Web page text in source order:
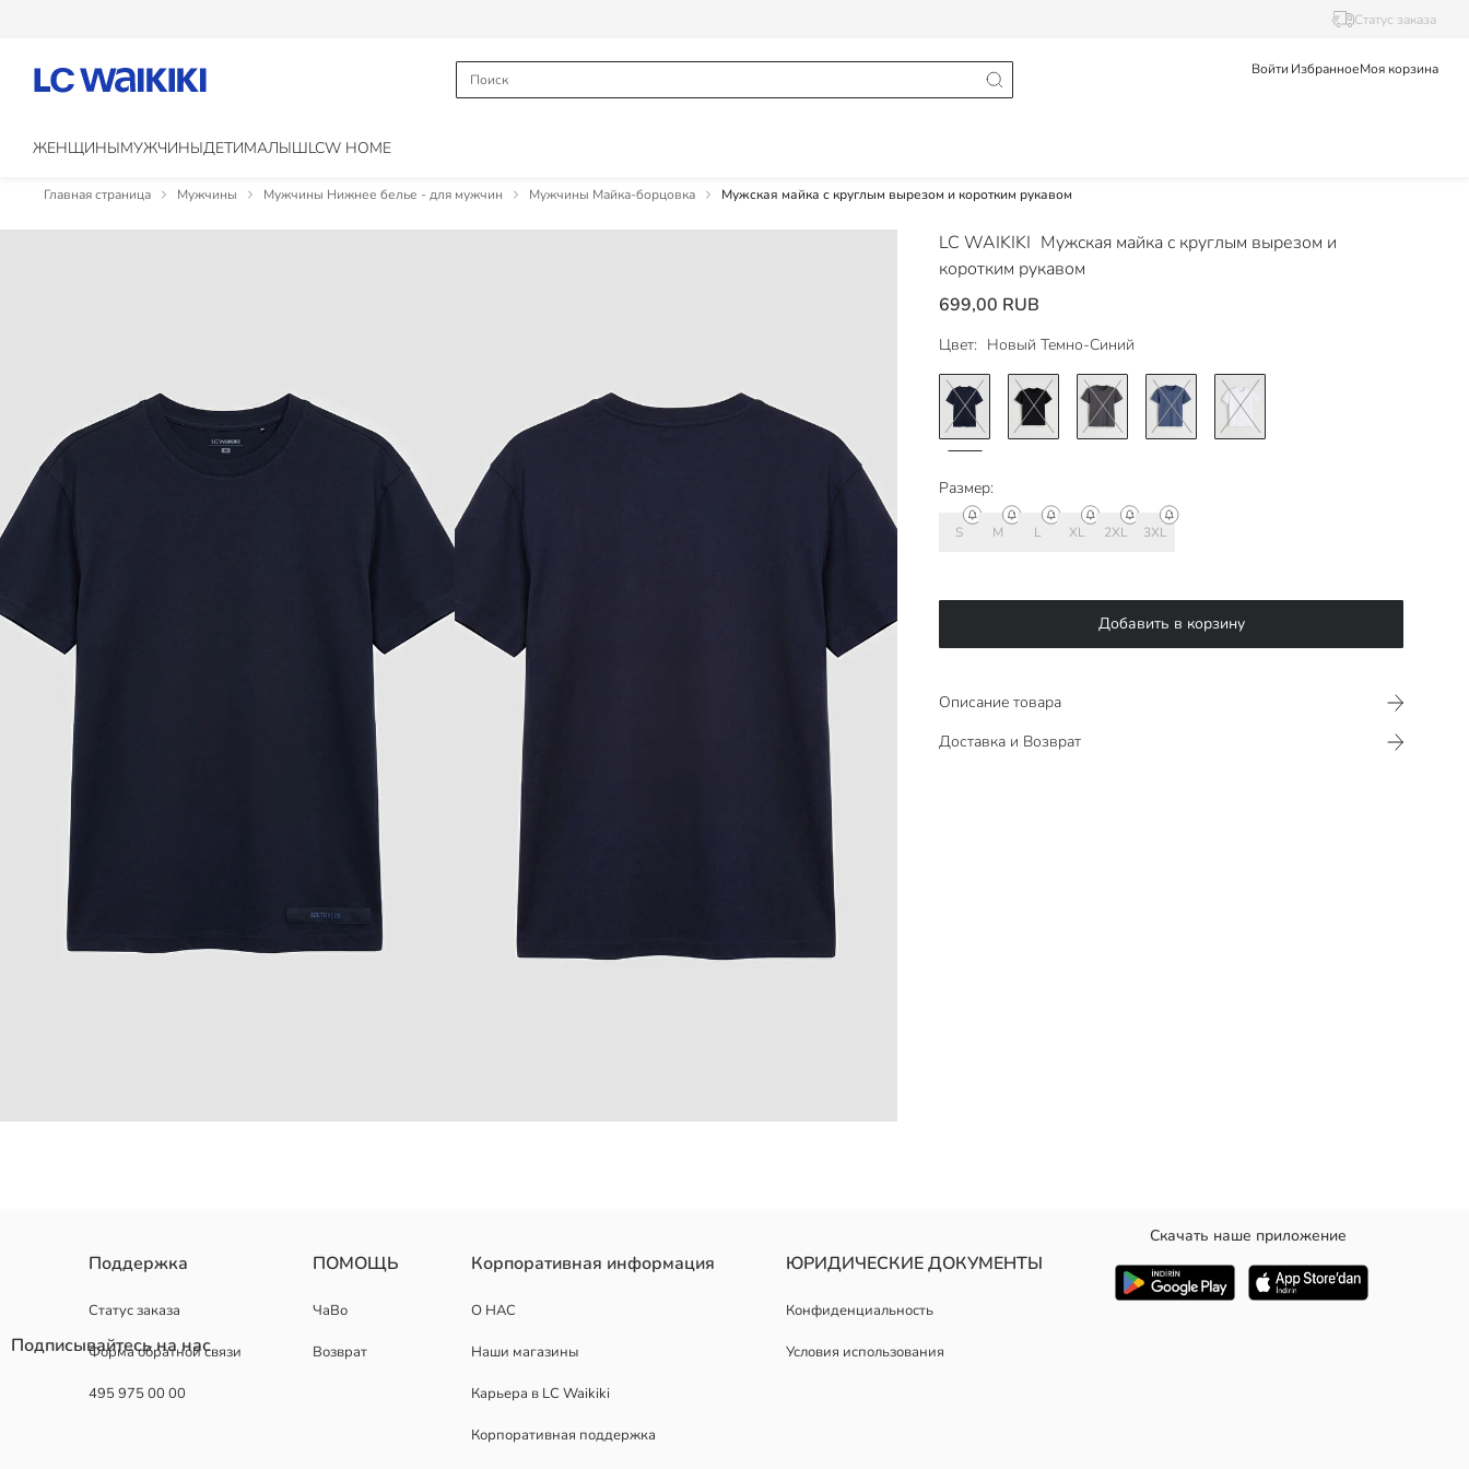
Статус заказа
Войти ИзбранноеМоя корзина
ЖЕНЩИНЫМУЖЧИНЫДЕТИМАЛЫШLCW HOME
Главная страница Мужчины Мужчины Нижнее белье - для мужчин Мужчины Майка-борцовка Мужская майка с круглым вырезом и коротким рукавом
LC WAIKIKI Мужская майка с круглым вырезом и
коротким рукавом
699,00 RUB
Цвет: Новый Темно-Синий
Размер:
S M L XL 2XL 3XL
Добавить в корзину
Описание товара
Доставка и Возврат
Бренд:
Поддержка
Статус заказа
Форма обратной связи
495 975 00 00
ПОМОЩЬ
ЧаВо
Возврат
Корпоративная информация
О НАС
Наши магазины
Карьера в LC Waikiki
Корпоративная поддержка
ЮРИДИЧЕСКИЕ ДОКУМЕНТЫ
Конфиденциальность
Условия использования
Скачать наше приложение
Подписывайтесь на нас